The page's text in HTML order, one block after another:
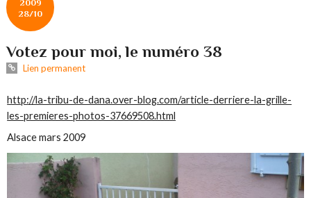
2009
28/10
Votez pour moi, le numéro 38
Lien permanent
http://la-tribu-de-dana.over-blog.com/article-derriere-la-grille-
les-premieres-photos-37669508.html
Alsace mars 2009